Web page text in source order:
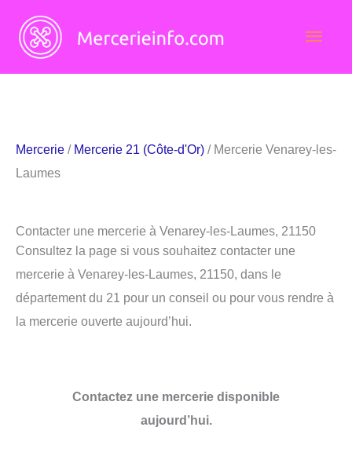
contenu
Mercerie / Mercerie 21 (Côte-d'Or) / Mercerie Venarey-les-
Laumes
Contacter une mercerie à Venarey-les-Laumes, 21150
Consultez la page si vous souhaitez contacter une
mercerie à Venarey-les-Laumes, 21150, dans le
département du 21 pour un conseil ou pour vous rendre à
la mercerie ouverte aujourd’hui.
Contactez une mercerie disponible
aujourd’hui.